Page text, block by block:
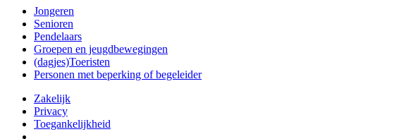
Jongeren
Senioren
Pendelaars
Groepen en jeugdbewegingen
(dagjes)Toeristen
Personen met beperking of begeleider
Zakelijk
Privacy
Toegankelijkheid